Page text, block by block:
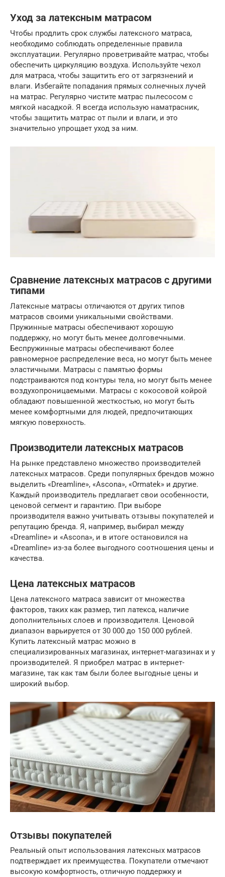
Уход за латексным матрасом
Чтобы продлить срок службы латексного матраса,
необходимо соблюдать определенные правила
эксплуатации. Регулярно проветривайте матрас, чтобы
обеспечить циркуляцию воздуха. Используйте чехол
для матраса, чтобы защитить его от загрязнений и
влаги. Избегайте попадания прямых солнечных лучей
на матрас. Регулярно чистите матрас пылесосом с
мягкой насадкой. Я всегда использую наматрасник,
чтобы защитить матрас от пыли и влаги, и это
значительно упрощает уход за ним.
Сравнение латексных матрасов с другими
типами
Латексные матрасы отличаются от других типов
матрасов своими уникальными свойствами.
Пружинные матрасы обеспечивают хорошую
поддержку, но могут быть менее долговечными.
Беспружинные матрасы обеспечивают более
равномерное распределение веса, но могут быть менее
эластичными. Матрасы с памятью формы
подстраиваются под контуры тела, но могут быть менее
воздухопроницаемыми. Матрасы с кокосовой койрой
обладают повышенной жесткостью, но могут быть
менее комфортными для людей, предпочитающих
мягкую поверхность.
Производители латексных матрасов
На рынке представлено множество производителей
латексных матрасов. Среди популярных брендов можно
выделить «Dreamline», «Ascona», «Ormatek» и другие.
Каждый производитель предлагает свои особенности,
ценовой сегмент и гарантию. При выборе
производителя важно учитывать отзывы покупателей и
репутацию бренда. Я, например, выбирал между
«Dreamline» и «Ascona», и в итоге остановился на
«Dreamline» из-за более выгодного соотношения цены и
качества.
Цена латексных матрасов
Цена латексного матраса зависит от множества
факторов, таких как размер, тип латекса, наличие
дополнительных слоев и производителя. Ценовой
диапазон варьируется от 30 000 до 150 000 рублей.
Купить латексный матрас можно в
специализированных магазинах, интернет-магазинах и у
производителей. Я приобрел матрас в интернет-
магазине, так как там были более выгодные цены и
широкий выбор.
Отзывы покупателей
Реальный опыт использования латексных матрасов
подтверждает их преимущества. Покупатели отмечают
высокую комфортность, отличную поддержку и